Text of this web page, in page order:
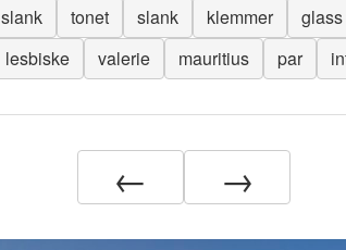
slank tonet slank klemmer glass
lesbiske
valerie mauritius par
← →